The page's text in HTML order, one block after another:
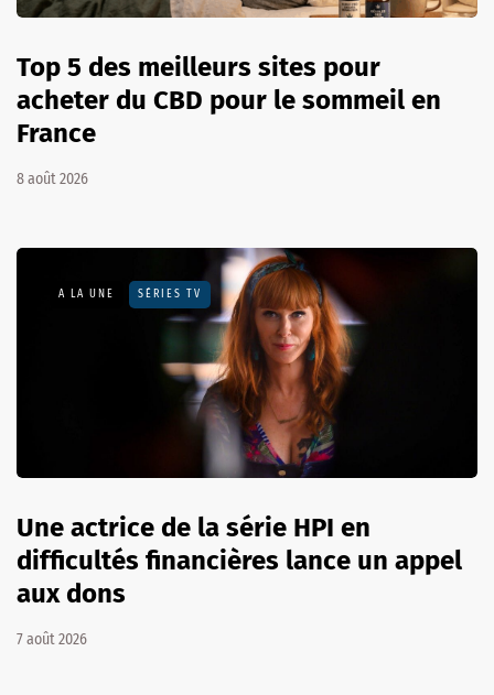
Top 5 des meilleurs sites pour
acheter du CBD pour le sommeil en
France
8 août 2026
A LA UNE SÉRIES TV
Une actrice de la série HPI en
difficultés financières lance un appel
aux dons
7 août 2026